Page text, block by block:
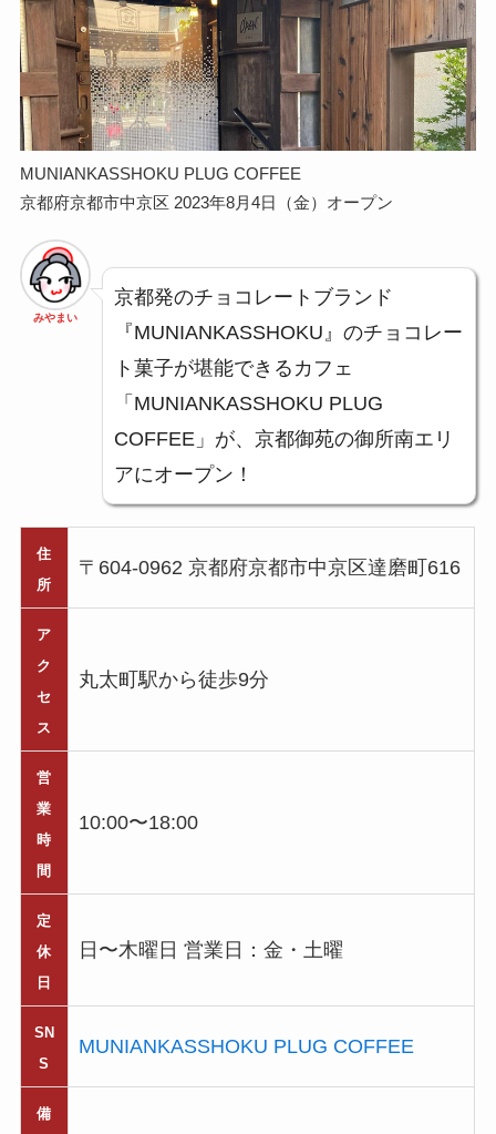
MUNIANKASSHOKU PLUG COFFEE
京都府京都市中京区 2023年8月4日（金）オープン
みやまい
京都発のチョコレートブランド
『MUNIANKASSHOKU』のチョコレー
ト菓子が堪能できるカフェ
「MUNIANKASSHOKU PLUG
COFFEE」が、京都御苑の御所南エリ
アにオープン！
住
所
〒604-0962 京都府京都市中京区達磨町616
ア
ク
セ
ス
丸太町駅から徒歩9分
営
業
時
間
10:00〜18:00
定
休
日
日〜木曜日 営業日：金・土曜
SN
S
MUNIANKASSHOKU PLUG COFFEE
備